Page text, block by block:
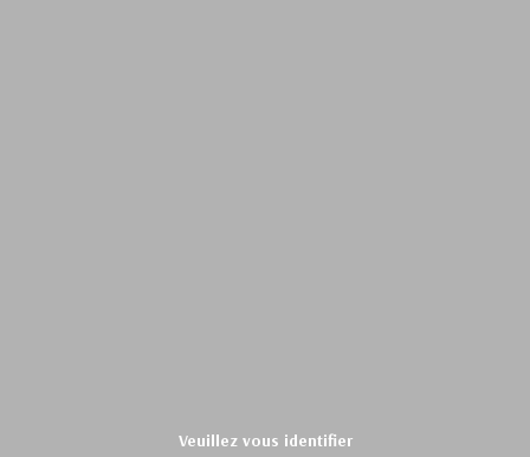
Veuillez vous identifier